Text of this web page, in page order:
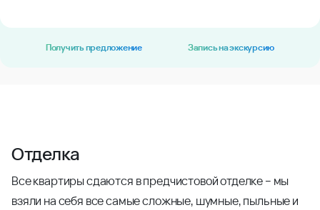
Получить предложение Запись на экскурсию
Отделка
Все квартиры сдаются в предчистовой отделке – мы
взяли на себя все самые сложные, шумные, пыльные и